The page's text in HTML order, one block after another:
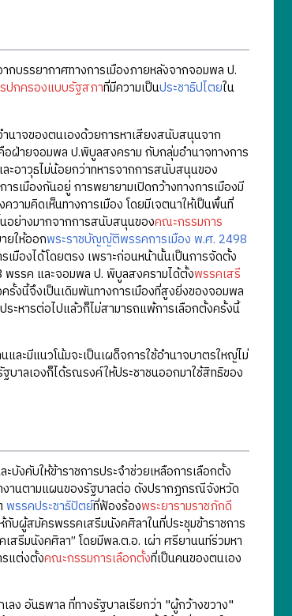
กบรรยากาศทางการเมืองภายหลังจากจอมพล ป.
ปกครองแบบรัฐสภาที่มีความเป็นประชาธิปไตยใน
นาจของตนเองด้วยการหาเสียงสนับสนุนจาก
อฝ่ายจอมพล ป.พิบูลสงคราม กับกลุ่มอำนาจทางการ
ะอาวุธไม่น้อยกว่าทหารจากการสนับสนุนของ
รเมืองกันอยู่ การพยายามเปิดกว้างทางการเมืองมี
วามคิดเห็นทางการเมือง โดยมีเจตนาให้เป็นพื้นที่
อย่างมากจากการสนับสนุนของคณะกรรมการ
ยให้ออกพระราชบัญญัติพรรคการเมือง พ.ศ. 2498
มืองได้โดยตรง เพราะก่อนหน้านั้นเป็นการจัดตั้ง
รรค และจอมพล ป. พิบูลสงครามได้ตั้งพรรคเสรี
งนี้จึงเป็นเดิมพันทางการเมืองที่สูงยิ่งของจอมพล
ะหารต่อไปแล้วก็ไม่สามารถแพ้การเลือกตั้งครั้งนี้
ะมีแนวโน้มจะเป็นเผด็จการใช้อำนาจบาตรใหญ่ไม่
บาลเองก็ได้รณรงค์ให้ประชาชนออกมาใช้สิทธิของ
งคับให้ข้าราชการประจำช่วยเหลือการเลือกตั้ง
งานตามแผนของรัฐบาลต่อ ดังปรากฏกรณีจังหวัด
พรรคประชาธิปัตย์ที่ฟ้องร้องพระยารามราชภักดี
บผู้สมัครพรรคเสรีมนังคศิลาในที่ประชุมข้าราชการ
สรีมนังคศิลา” โดยมีพล.ต.อ. เผ่า ศรียานนท์ร่วมหา
แต่งตั้งคณะกรรมการเลือกตั้งที่เป็นคนของตนเอง
ง อันธพาล ที่ทางรัฐบาลเรียกว่า "ผู้กว้างขวาง"